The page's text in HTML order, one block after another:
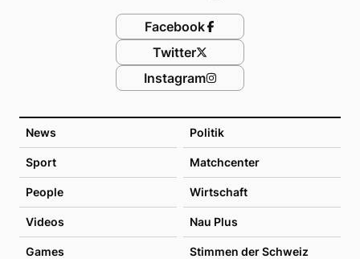
News Politik
Sport Matchcenter
People Wirtschaft
Videos Nau Plus
Games Stimmen der Schweiz
Facebook
Twitter
Instagram